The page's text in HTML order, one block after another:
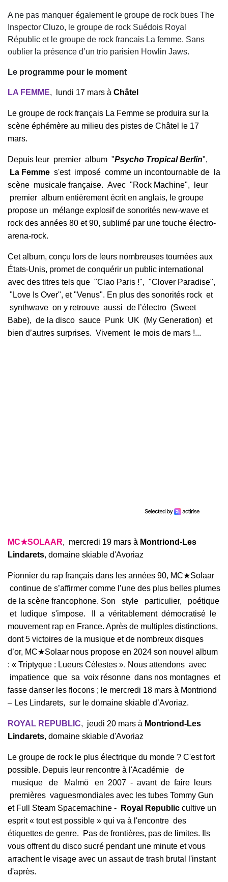
A ne pas manquer également le groupe de rock bues The
Inspector Cluzo, le groupe de rock Suédois Royal
Républic et le groupe de rock francais La femme. Sans
oublier la présence d’un trio parisien Howlin Jaws.
Le programme pour le moment
LA FEMME, lundi 17 mars à Châtel
Le groupe de rock français La Femme se produira sur la
scène éphémère au milieu des pistes de Châtel le 17
mars.
Depuis leur premier album "Psycho Tropical Berlin",
La Femme s'est imposé comme un incontournable de la
scène musicale française. Avec "Rock Machine", leur
premier album entièrement écrit en anglais, le groupe
propose un mélange explosif de sonorités new-wave et
rock des années 80 et 90, sublimé par une touche électro-
arena-rock.
Cet album, conçu lors de leurs nombreuses tournées aux
États-Unis, promet de conquérir un public international
avec des titres tels que "Ciao Paris !", "Clover Paradise",
"Love Is Over", et "Venus". En plus des sonorités rock et
synthwave on y retrouve aussi de l’électro (Sweet
Babe), de la disco sauce Punk UK (My Generation) et
bien d’autres surprises. Vivement le mois de mars !...
MC★SOLAAR, mercredi 19 mars à Montriond-Les
Lindarets, domaine skiable d'Avoriaz
Pionnier du rap français dans les années 90, MC★Solaar
continue de s’affirmer comme l’une des plus belles plumes
de la scène francophone. Son style particulier, poétique
et ludique s'impose. Il a véritablement démocratisé le
mouvement rap en France. Après de multiples distinctions,
dont 5 victoires de la musique et de nombreux disques
d’or, MC★Solaar nous propose en 2024 son nouvel album
: « Triptyque : Lueurs Célestes ». Nous attendons avec
impatience que sa voix résonne dans nos montagnes et
fasse danser les flocons ; le mercredi 18 mars à Montriond
– Les Lindarets, sur le domaine skiable d’Avoriaz.
ROYAL REPUBLIC, jeudi 20 mars à Montriond-Les
Lindarets, domaine skiable d'Avoriaz
Le groupe de rock le plus électrique du monde ? C'est fort
possible. Depuis leur rencontre à l'Académie de
musique de Malmö en 2007 - avant de faire leurs
premières vaguesmondiales avec les tubes Tommy Gun
et Full Steam Spacemachine -
Royal Republic cultive un
esprit « tout est possible » qui va à l'encontre des
étiquettes de genre. Pas de frontières, pas de limites. Ils
vous offrent du disco sucré pendant une minute et vous
arrachent le visage avec un assaut de trash brutal l'instant
d'après.